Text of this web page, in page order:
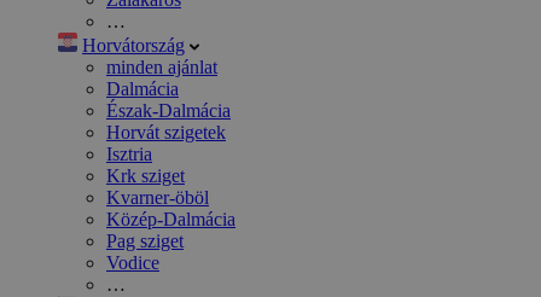
…
Horvátország
minden ajánlat
Dalmácia
Észak-Dalmácia
Horvát szigetek
Isztria
Krk sziget
Kvarner-öböl
Közép-Dalmácia
Pag sziget
Vodice
…